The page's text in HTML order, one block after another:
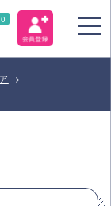
0
>